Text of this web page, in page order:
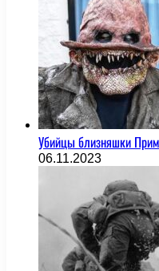
Убийцы близняшки
06.11.2023